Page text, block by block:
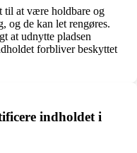
til at være holdbare og
og de kan let rengøres.
at udnytte pladsen
forbliver beskyttet
indholdet i